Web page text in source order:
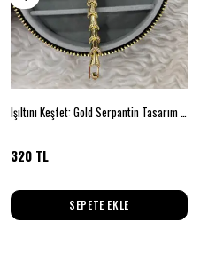
Işıltını Keşfet: Gold Serpantin Tasarım Bileklik
320 TL
SEPETE EKLE